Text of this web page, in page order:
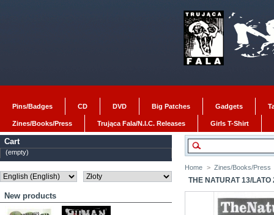
Pins/Badges CD DVD Big Patches Gadgets
Zines/Books/Press Trująca Fala/N.I.C. Releases Girls T-Shirt
Cart
(empty)
New products
Home > Zines/Books/Press
THE NATURAT 13/LATO